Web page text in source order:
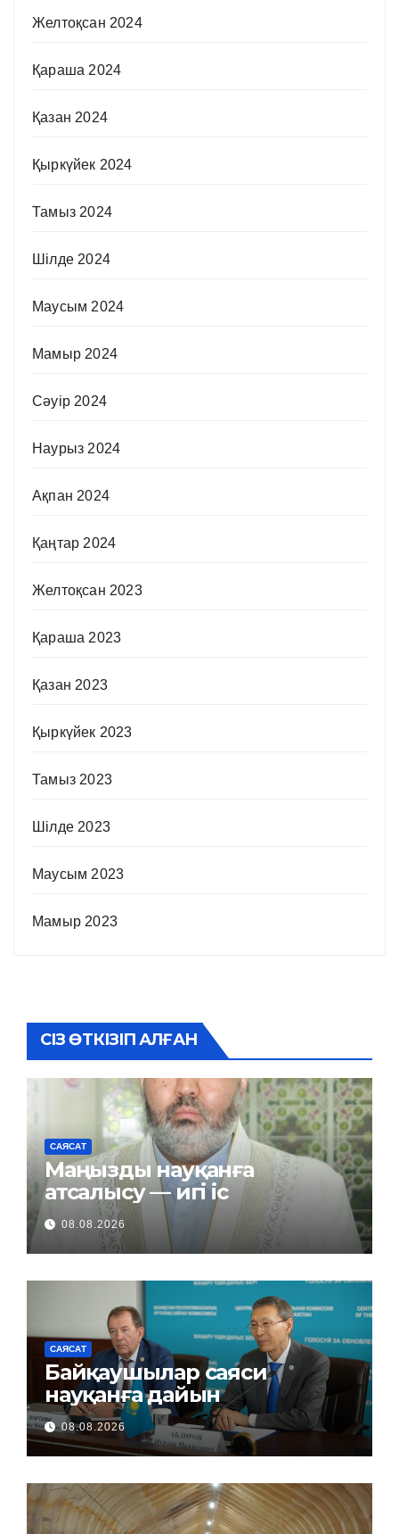
Желтоқсан 2024
Қараша 2024
Қазан 2024
Қыркүйек 2024
Тамыз 2024
Шілде 2024
Маусым 2024
Мамыр 2024
Сәуір 2024
Наурыз 2024
Ақпан 2024
Қаңтар 2024
Желтоқсан 2023
Қараша 2023
Қазан 2023
Қыркүйек 2023
Тамыз 2023
Шілде 2023
Маусым 2023
Мамыр 2023
СІЗ ӨТКІЗІП АЛҒАН
САЯСАТ
Маңызды науқанға
атсалысу — игі іс
08.08.2026
САЯСАТ
Байқаушылар саяси
науқанға дайын
08.08.2026